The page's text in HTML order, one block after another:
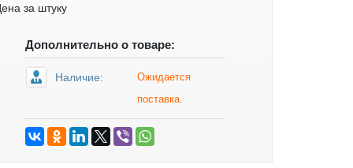
за штуку
Дополнительно о товаре:
Наличие:
Ожидается
поставка.